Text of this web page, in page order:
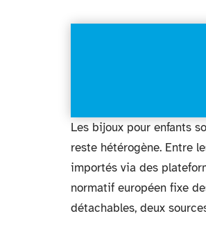
Les bijoux pour enfants
reste hétérogène. Entre
importés via des
normatif européen fixe
détachables, deux